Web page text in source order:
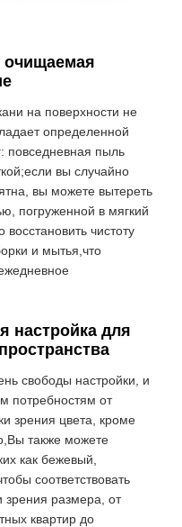
очищаемая
на поверхности не
определенной
повседневная пыль
вы случайно
вы можете вытереть
погруженной в мягкий
чистоту
и мытья,что
настройка для
свободы настройки, и
потребностям от
зрения цвета, кроме
также можете
как бежевый,
соответствовать
зрения размера, от
квартир до